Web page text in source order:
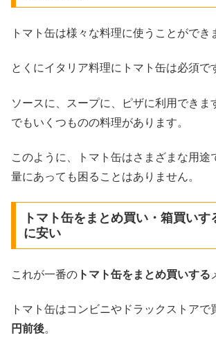
トマト缶は様々な料理に使うことができ
とくにイタリア料理にトマト缶は必須で
ソースに、スープに、ピザに利用できま
でもいくつものの料理があります。
このように、トマト缶はさまざまな用途
量にあっても困ることはありません。
トマト缶をまとめ買い・箱買いす
に安い
これが一番の トマト缶をまとめ買いする
トマト缶はコンビニやドラックストアで
円前後。